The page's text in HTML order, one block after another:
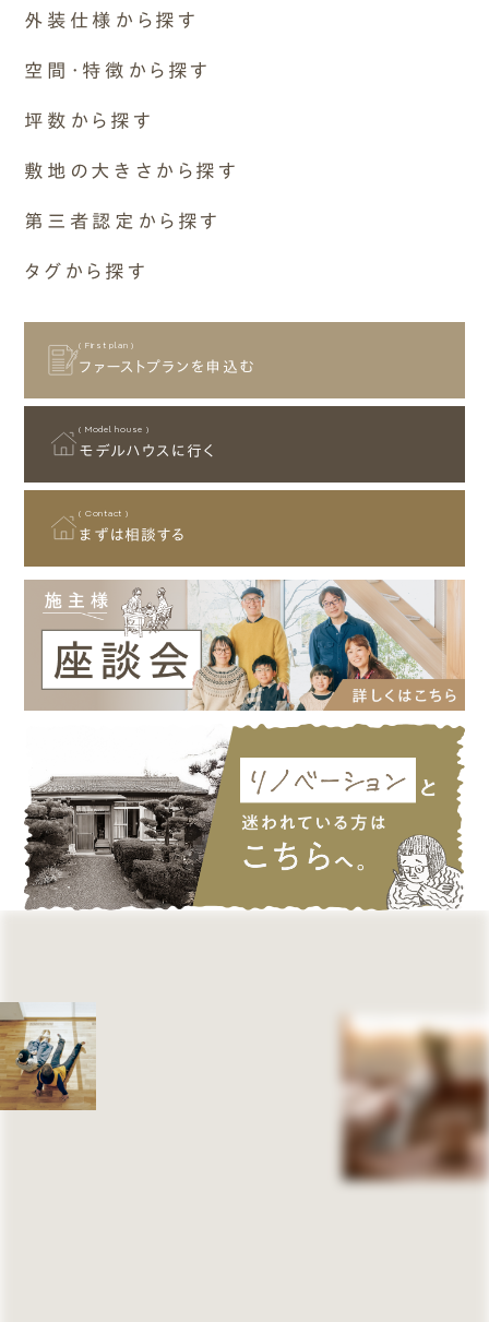
3,500〜4,000万円
( Area )
岐阜県
各務原市
⽻島市
多治⾒市
⼤垣市
本巣市
中津川市
瑞穂市
⼭県市
美濃加茂市
美濃市
3世帯
ペットと暮らす
その他
シンプルモダン
木の雰囲気
その他
外装仕様から探す
外壁素材
焼杉
そとん壁
塗り壁
屋根・軒
敷地条件
ガレージ付 (ビルトインガレージ)
狭小地
空間・特徴から探す
空間構成
ロフト
和室
設備
屋外空間
ウッドデッキ
終の棲家
坪数から探す
11～15坪
21～25坪
31～35坪
41～45坪
45坪以上
その他
敷地の大きさから探す
30坪～39坪
50坪～59坪
80坪～89坪
100坪以上
第三者認定から探す
⻑期優良住宅
タグから探す
趣味室
( First plan )
ファーストプランを申込む
( Model house )
モデルハウスに行く
( Contact )
まずは相談する